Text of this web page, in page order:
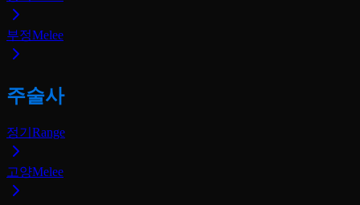
부정Melee
주술사
정기 Range
고양Melee